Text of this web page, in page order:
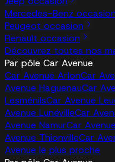
Mercedes-Benz
Peugeot occasion
Renault occasion
Découvrez toutes nos
Par pôle Car Avenue
Car Avenue ArlonCar
Avenue HaguenauCar
LesménilsCar Avenue
Avenue LunévilleCar
Avenue NamurCar
Avenue ThionvilleCar
Avenue le plus proche